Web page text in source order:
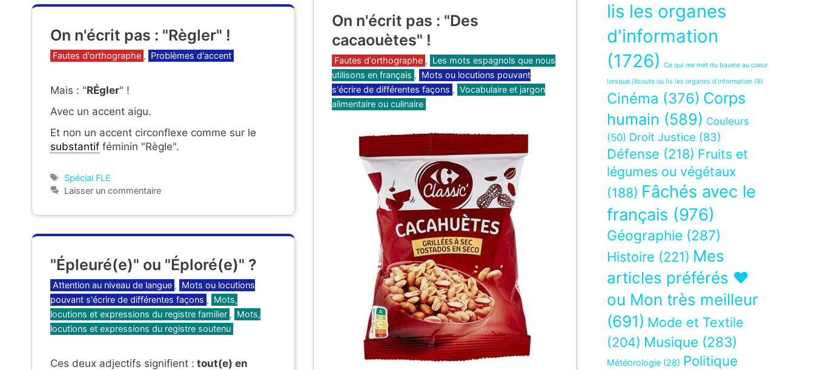
On n'écrit pas : "Des
cacaouètes" !
Catégories
Fautes d'orthographe , Les mots espagnols que nous
utilisons en français , Mots ou locutions pouvant
s'écrire de différentes façons , Vocabulaire et jargon
alimentaire ou culinaire
On n'écrit pas : "Règler" !
Catégories
Fautes d'orthographe , Problèmes d'accent
Mais : "RÉgler" !
Avec un accent aigu.
Et non un accent circonflexe comme sur le
substantif féminin "Règle".
Étiquettes
Spécial FLE
Laisser un commentaire
"Épleuré(e)" ou "Éploré(e)" ?
Catégories
Attention au niveau de langue , Mots ou locutions
pouvant s'écrire de différentes façons , Mots,
locutions et expressions du registre familier , Mots,
locutions et expressions du registre soutenu
Ces deux adjectifs signifient : tout(e) en
lis les organes
d'information
(1726)
Ce qui me met du baume au coeur
lorsque j’écoute ou lis les organes d’information (9)
Cinéma (376) Corps
humain (589) Couleurs
(50) Droit Justice (83)
Défense (218) Fruits et
légumes ou végétaux
(188) Fâchés avec le
français (976)
Géographie (287)
Histoire (221) Mes
articles préférés ❤
ou Mon très meilleur
(691) Mode et Textile
(204) Musique (283)
Météorologie (28) Politique